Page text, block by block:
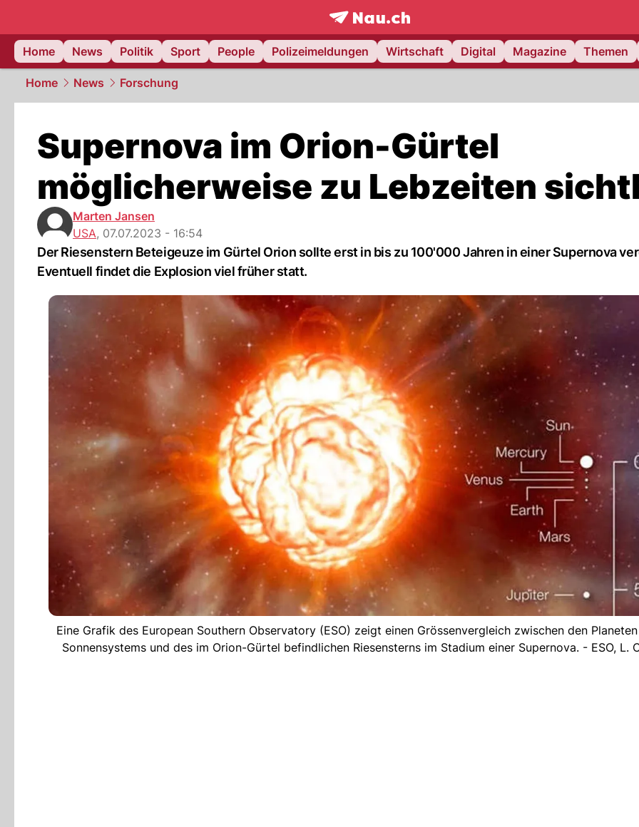
frontpage.NAU.ch
Home
News Politik Sport People Polizeimeldungen Wirtschaft Digital Magazine Themen
Home News Forschung
Supernova im Orion-Gürtel
möglicherweise zu Lebzeiten
Marten Jansen
USA, 07.07.2023 - 16:54
Der Riesenstern Beteigeuze im Gürtel Orion sollte erst in bis zu 100'000 Jahren in einer Supernova
Eventuell findet die Explosion viel früher statt.
Eine Grafik des European Southern Observatory (ESO) zeigt einen Grössenvergleich zwischen den
Sonnensystems und des im Orion-Gürtel befindlichen Riesensterns im Stadium einer Supernova. - ESO, L.